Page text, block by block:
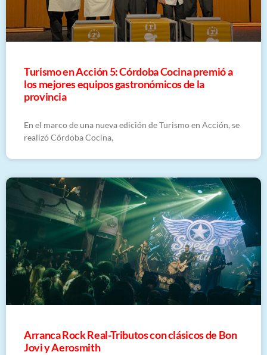
Turismo en Acción 5: Córdoba Cocina premió a
los mejores equipos gastronómicos de la
provincia
En el marco de una nueva edición de Turismo en Acción, se
realizó Córdoba Cocina,
Arranca Rock Real-Tributos con clásicos de Bon
Jovi y Aerosmith